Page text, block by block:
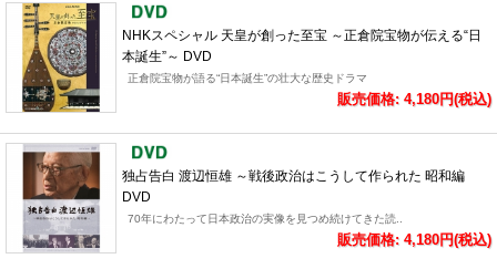
NHKスペシャル 天皇が創った至宝 ～正倉院宝物が伝える“日
本誕生”～ DVD
正倉院宝物が語る“日本誕生”の壮大な歴史ドラマ
販売価格: 4,180円(税込)
独占告白 渡辺恒雄 ～戦後政治はこうして作られた 昭和編
DVD
70年にわたって日本政治の実像を見つめ続けてきた読..
販売価格: 4,180円(税込)